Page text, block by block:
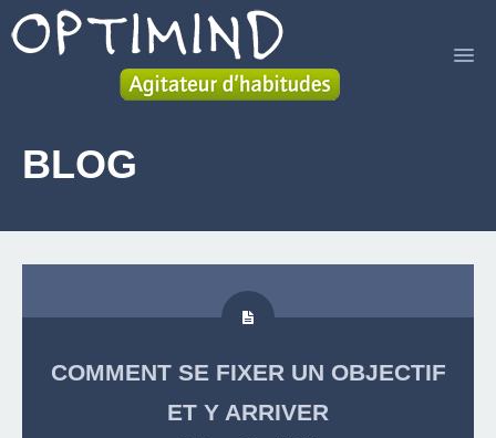
SERVICES
LIVRE
CONTACT
BLOG
COMMENT SE FIXER UN OBJECTIF
ET Y ARRIVER